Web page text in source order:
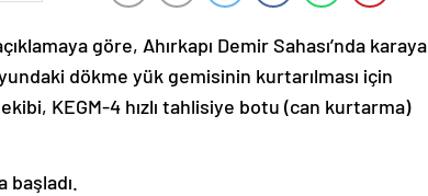
göre, Ahırkapı Demir Sahası’nda karaya
dökme yük gemisinin kurtarılması için
KEGM-4 hızlı tahlisiye botu (can kurtarma)
başladı.